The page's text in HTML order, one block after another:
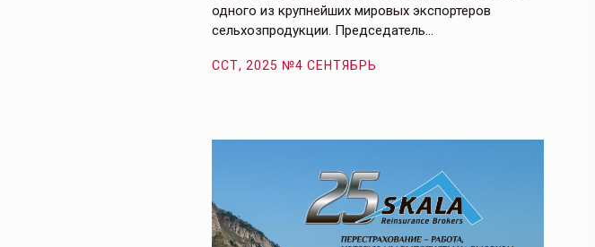
одного из крупнейших мировых экспортеров
сельхозпродукции. Председатель…
ССТ, 2025 №4 СЕНТЯБРЬ